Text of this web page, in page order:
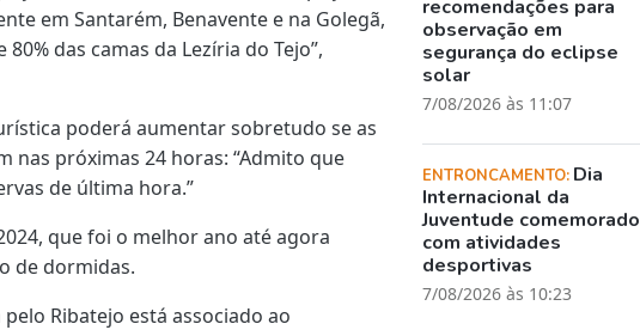
em Santarém, Benavente e na Golegã,
das camas da Lezíria do Tejo”,
poderá aumentar sobretudo se as
nas próximas 24 horas: “Admito que
de última hora.”
que foi o melhor ano até agora
de dormidas.
Ribatejo está associado ao
recomendações para
observação em
segurança do eclipse
solar
7/08/2026 às 11:07
ENTRONCAMENTO: Dia
Internacional da
Juventude comemorado
com atividades
desportivas
7/08/2026 às 10:23